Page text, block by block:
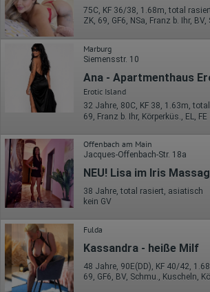
75C, KF 36/38, 1.68m, total
Marburg
Siemensstr. 10
Ana - Apartmenthaus
Erotic Island
69, Franz b. Ihr, Körperküs., EL, FE
Offenbach am Main
Jacques-Offenbach-Str. 18a
NEU! Lisa im Iris
38 Jahre, total rasiert, asiatisch
kein GV
Fulda
Kassandra - heiße Milf